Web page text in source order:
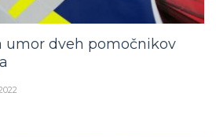
umor dveh pomočnikov